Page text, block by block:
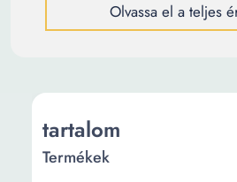
Olvassa el a teljes
tartalom
Termékek